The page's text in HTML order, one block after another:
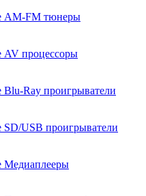
AM-FM тюнеры
AV процессоры
Ray проигрыватели
USB проигрыватели
Медиаплееры